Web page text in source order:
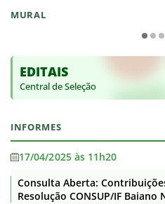
MURAL
EDITAIS
Central de Seleção
INFORMES
17/04/2025 às 11h20
Consulta Aberta:
Resolução CONSUP/IF Baiano